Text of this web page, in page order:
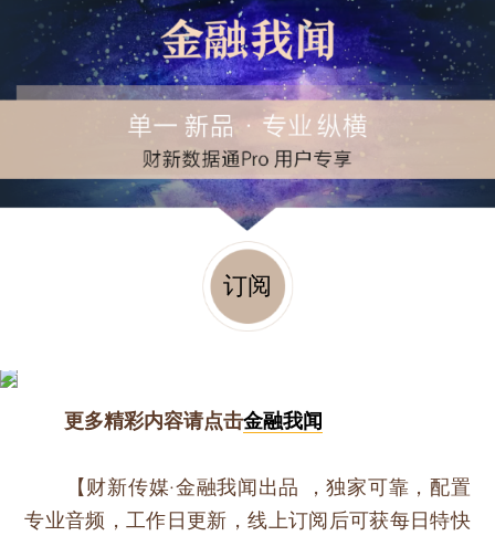
订阅
更多精彩内容请点击金融我闻
【财新传媒·金融我闻出品 ，独家可靠，配置
专业音频，工作日更新，线上订阅后可获每日特快